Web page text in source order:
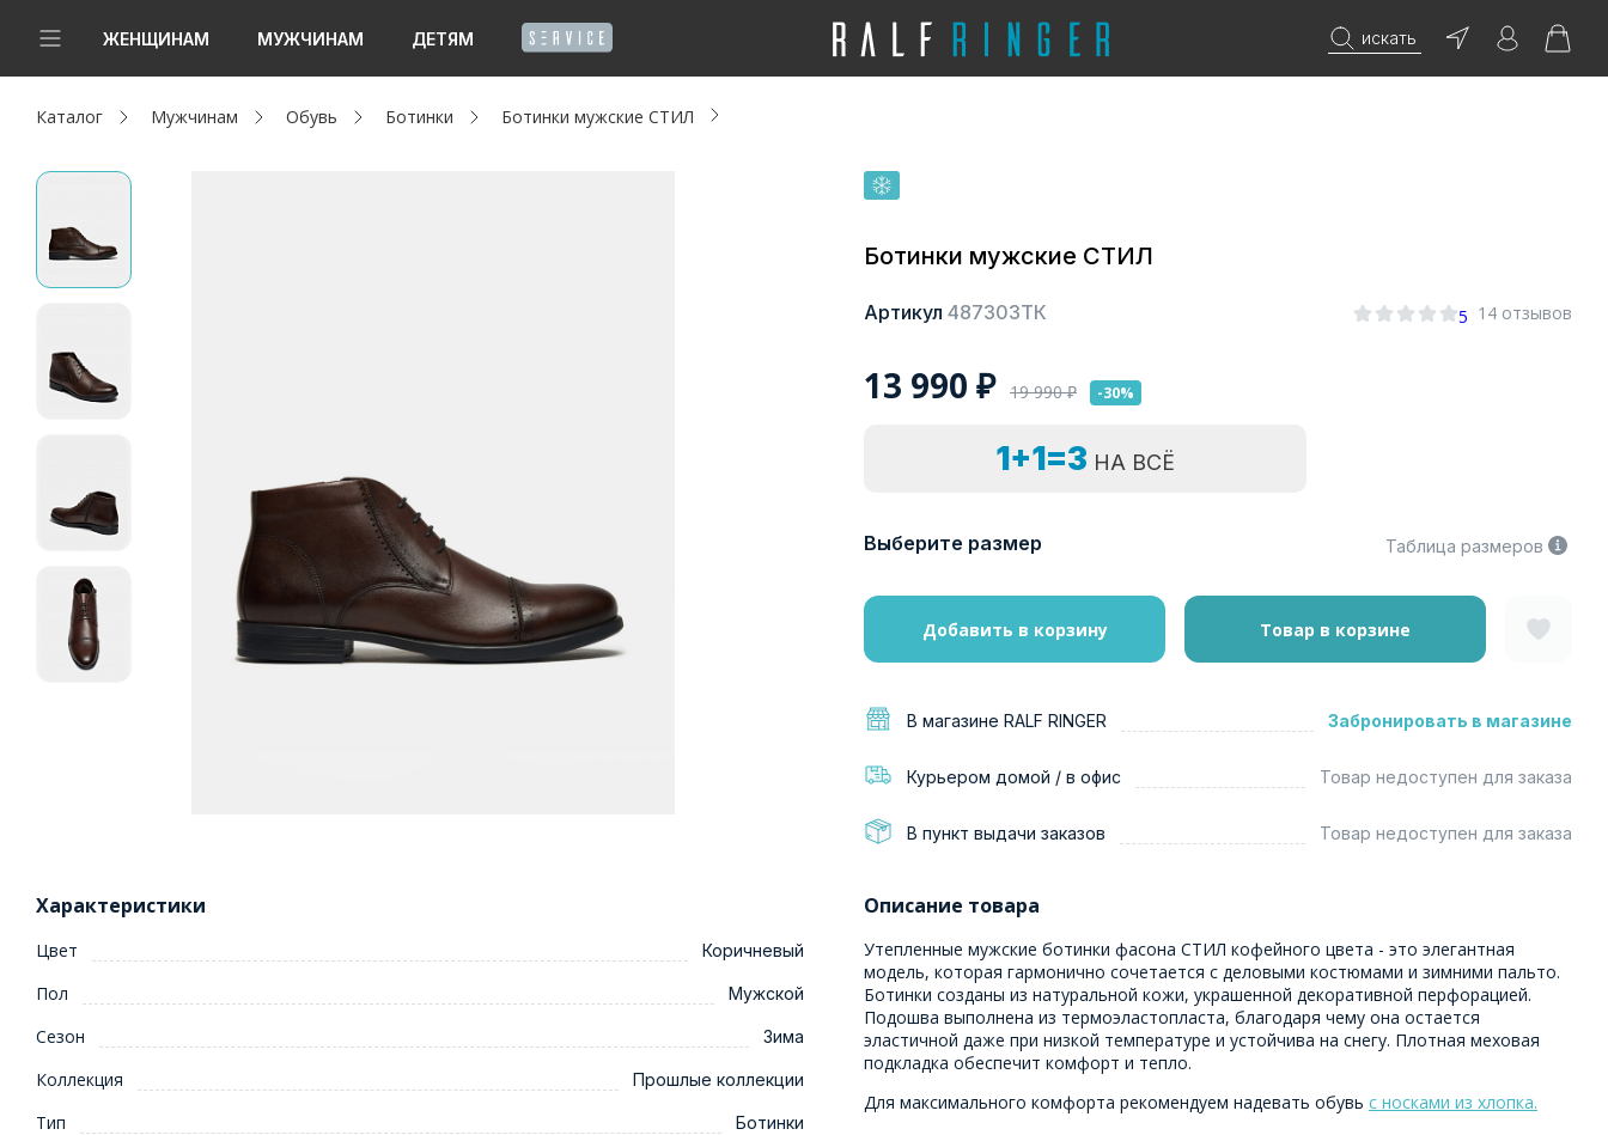
ЖЕНЩИНАМ МУЖЧИНАМ ДЕТЯМ искать
Новинки
Женщинам
Мужчинам
Адреса магазинов
Каталог Мужчинам Обувь Ботинки Ботинки мужские СТИЛ
Ботинки мужские СТИЛ
Артикул 487303ТК 5 14 отзывов
13 990 ₽ 19 990₽ -30%
1+1=3 НА ВСЁ
Выберите размер Таблица размеров
Добавить в корзину Товар в корзине
В магазине RALF RINGER Забронировать в магазине
Курьером домой / в офис Товар недоступен для заказа
В пункт выдачи заказов Товар недоступен для заказа
Характеристики
Цвет Коричневый
Пол Мужской
Сезон Зима
Коллекция Прошлые коллекции
Тип Ботинки
Описание товара
Утепленные мужские ботинки фасона СТИЛ кофейного цвета - это элегантная
модель, которая гармонично сочетается с деловыми костюмами и зимними пальто.
Ботинки созданы из натуральной кожи, украшенной декоративной перфорацией.
Подошва выполнена из термоэластопласта, благодаря чему она остается
эластичной даже при низкой температуре и устойчива на снегу. Плотная меховая
подкладка обеспечит комфорт и тепло.
Для максимального комфорта рекомендуем надевать обувь с носками из хлопка.